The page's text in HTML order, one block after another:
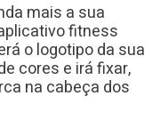
mais a sua
fitness
o logotipo da sua
cores e irá fixar,
na cabeça dos